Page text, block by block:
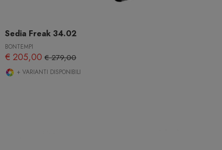
Sedia Freak 34.02
BONTEMPI
€ 205,00 € 279,00
+ VARIANTI DISPONIBILI